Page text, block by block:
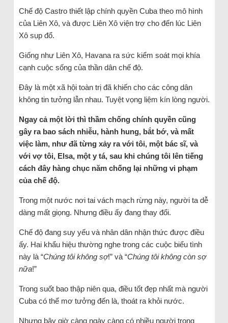
Chế độ Castro thiết lập chính quyền Cuba theo mô hình
của Liên Xô, và được Liên Xô viện trợ cho đến lúc Liên
Xô sụp đổ.
Giống như Liên Xô, Havana ra sức kiểm soát mọi khía
cạnh cuộc sống của thần dân chế độ.
Đây là một xã hội toàn trị đã khiến cho các công dân
không tin tưởng lẫn nhau. Tuyệt vọng liệm kín lòng người.
Ngay cả một lời thì thầm chống chính quyền cũng
gây ra bao sách nhiễu, hành hung, bắt bớ, và mất
việc làm, như đã từng xảy ra với tôi, một bác sĩ, và
với vợ tôi, Elsa, một y tá, sau khi chúng tôi lên tiếng
cách đây hàng chục năm chống lại những vi phạm
của chế độ.
Trong một nước nơi tai vách mạch rừng này, người ta dễ
dàng mất giọng. Nhưng điều ấy đang thay đổi.
Chế độ đang suy yếu và nhân dân nhận thức được điều
ấy. Hai khẩu hiệu thường nghe trong các cuộc biểu tình
này là “Chúng tôi không sợ!” và “Chúng tôi không còn sợ
nữa!”
Trong suốt bao thập niên qua, điều tốt đẹp nhất mà người
Cuba có thể mơ tưởng đến là, thoát ra khỏi nước.
Nhưng bây giờ càng ngày càng có nhiều người trong